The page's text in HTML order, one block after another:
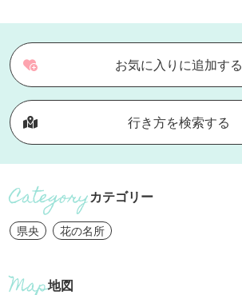
お気に入りに追加する
行き方を検索する
カテゴリー
県央 花の名所
地図